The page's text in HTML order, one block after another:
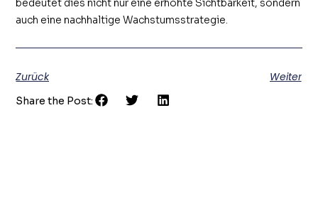
bedeutet dies nicht nur eine erhöhte Sichtbarkeit, sondern
auch eine nachhaltige Wachstumsstrategie.
Zurück Weiter
Share the Post: